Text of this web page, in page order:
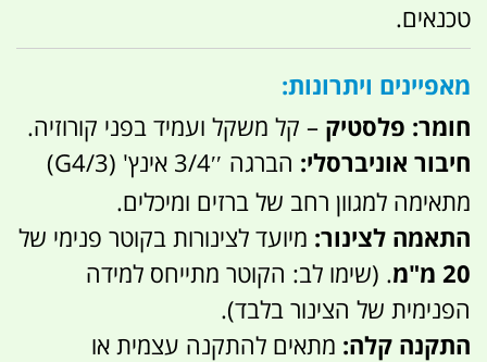
טכנאים.
מאפיינים ויתרונות:
חומר: פלסטיק – קל משקל ועמיד בפני קורוזיה.
חיבור אוניברסלי: הברגה 3/4′′ אינץ' ( G4/3
)
מתאימה למגוון רחב של ברזים ומיכלים.
התאמה לצינור: מיועד לצינורות בקוטר פנימי של
20 מ"מ
. (שימו לב: הקוטר מתייחס למידה
הפנימית של הצינור בלבד).
התקנה קלה: מתאים להתקנה עצמית או